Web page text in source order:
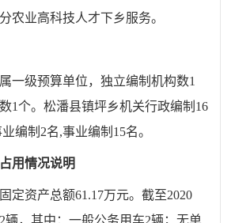
农业高科技人才下乡服务。
属一级预算单位，独立编制机构数1
1个。松潘县镇坪乡机关行政编制 16
编制 2名,事业编制 15名。
用情况说明
固定资产总额61.17万元。截至2020
2辆，其中：一般公务用车2辆；无单